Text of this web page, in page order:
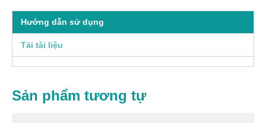
Hướng dẫn sử dụng
Tải tài liệu
Sản phẩm tương tự